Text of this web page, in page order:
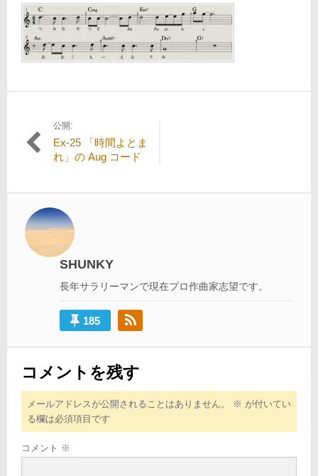
月
1
日
イ
ズ
リ
ン
投
稿
ビ
ゲ
ー
公開:
Ex-25 「時間よとま
れ」の Aug コード
SHUNKY
長年サラリーマンで現在プロ作曲家志望です。
185
コメントを残す
メールアドレスが公開されることはありません。 ※ が付いてい
る欄は必須項目です
コメント ※